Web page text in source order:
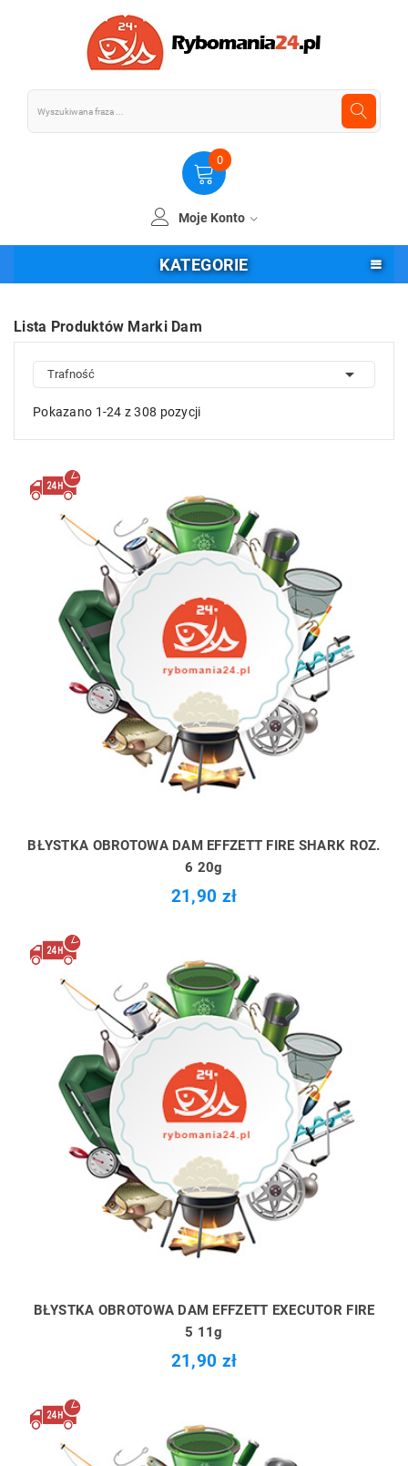
0
Moje Konto
KATEGORIE
Lista Produktów Marki Dam
Trafność 
Pokazano 1-24 z 308 pozycji
BŁYSTKA OBROTOWA DAM EFFZETT FIRE SHARK ROZ.
6 20g
21,90 zł
BŁYSTKA OBROTOWA DAM EFFZETT EXECUTOR FIRE
5 11g
21,90 zł